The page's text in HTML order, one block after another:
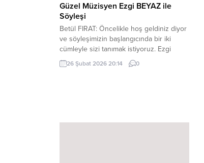
Güzel Müzisyen Ezgi BEYAZ ile
Söyleşi
Betül FIRAT: Öncelikle hoş geldiniz diyor
ve söyleşimizin başlangıcında bir iki
cümleyle sizi tanımak istiyoruz. Ezgi
BEYAZ Kimdir? Ezgi BEYAZ: Merhabalar,
teşekkür ediyorum hoş buldum. Bu
26 Şubat 2026 20:14 0